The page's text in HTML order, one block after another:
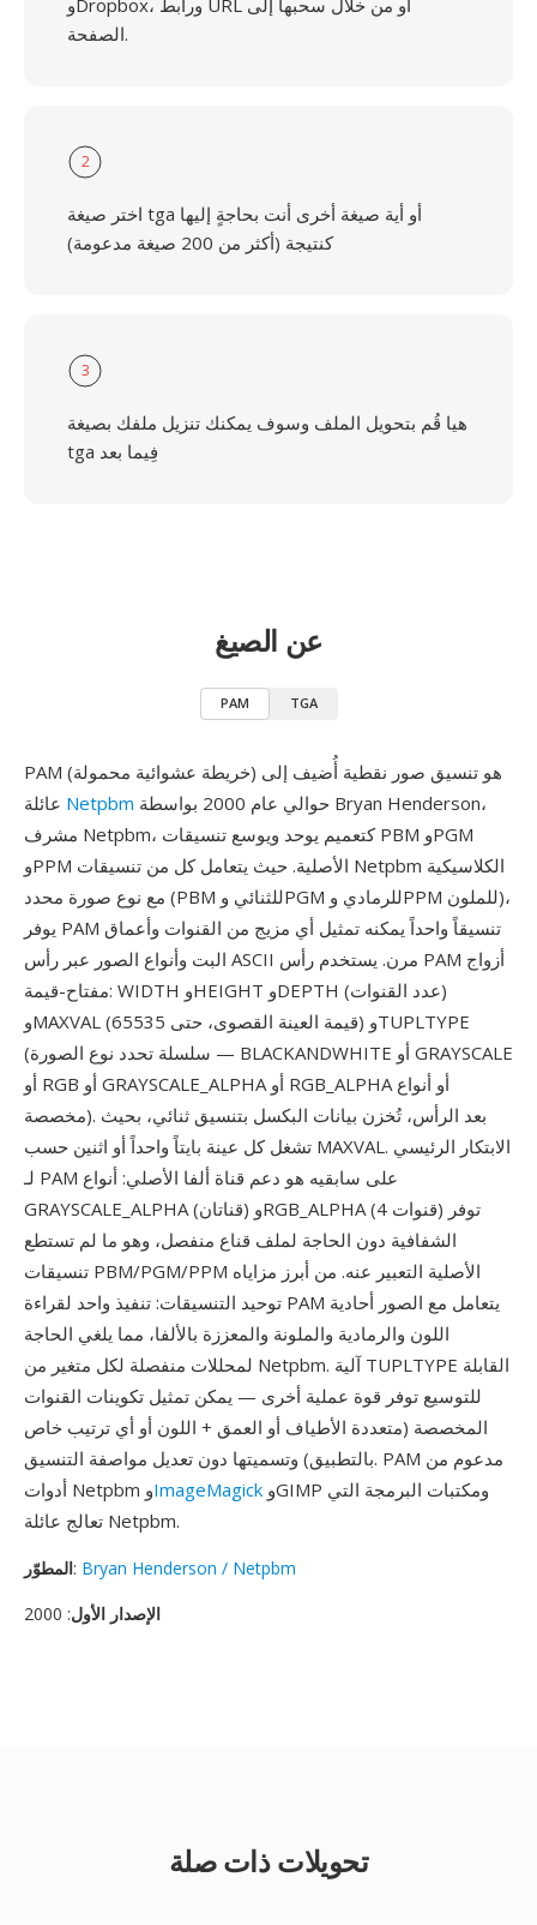
وDropbox، ورابط URL أو من خلال سحبها إلى
الصفحة.
2
اختر صيغة tga أو أية صيغة أخرى أنت بحاجةٍ إليها
كنتيجة (أكثر من 200 صيغة مدعومة)
3
هيا قُم بتحويل الملف وسوف يمكنك تنزيل ملفك بصيغة
tga فِيما بعد
عن الصيغ
PAM TGA
PAM (خريطة عشوائية محمولة) هو تنسيق صور نقطية أُضيف إلى
Netpbm
مشرف Netpbm، كتعميم يوحد ويوسع تنسيقات PBM وPGM
وPPM الأصلية. حيث يتعامل كل من تنسيقات Netpbm الكلاسيكية
مع نوع صورة محدد (PBM للثنائي وPGM للرمادي وPPM للملون)،
يوفر PAM تنسيقاً واحداً يمكنه تمثيل أي مزيج من القنوات وأعماق
البت وأنواع الصور عبر رأس ASCII مرن. يستخدم رأس PAM أزواج
مفتاح-قيمة: WIDTH وHEIGHT وDEPTH (عدد القنوات)
وMAXVAL (قيمة العينة القصوى، حتى 65535) وTUPLTYPE
(سلسلة تحدد نوع الصورة — BLACKANDWHITE أو GRAYSCALE
أو RGB أو GRAYSCALE_ALPHA أو RGB_ALPHA أو أنواع
مخصصة). بعد الرأس، تُخزن بيانات البكسل بتنسيق ثنائي، بحيث
تشغل كل عينة بايتاً واحداً أو اثنين حسب MAXVAL. الابتكار الرئيسي
لـ PAM على سابقيه هو دعم قناة ألفا الأصلي: أنواع
GRAYSCALE_ALPHA (قناتان) وRGB_ALPHA (4 قنوات) توفر
الشفافية دون الحاجة لملف قناع منفصل، وهو ما لم تستطع
تنسيقات PBM/PGM/PPM الأصلية التعبير عنه. من أبرز مزاياه
توحيد التنسيقات: تنفيذ واحد لقراءة PAM يتعامل مع الصور أحادية
اللون والرمادية والملونة والمعززة بالألفا، مما يلغي الحاجة
لمحللات منفصلة لكل متغير من Netpbm. آلية TUPLTYPE القابلة
للتوسيع توفر قوة عملية أخرى — يمكن تمثيل تكوينات القنوات
المخصصة (متعددة الأطياف أو العمق + اللون أو أي ترتيب خاص
بالتطبيق) وتسميتها دون تعديل مواصفة التنسيق. PAM مدعوم من
أدوات Netpbm وImageMagick
تعالج عائلة Netpbm.
المطوّر: Bryan Henderson / Netpbm
الإصدار الأول: 2000
تحويلات ذات صلة